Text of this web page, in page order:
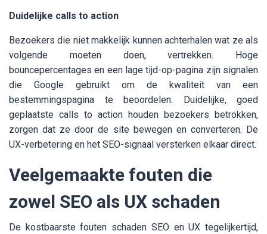
Duidelijke calls to action
Bezoekers die niet makkelijk kunnen achterhalen wat ze als
volgende moeten doen, vertrekken. Hoge
bouncepercentages en een lage tijd-op-pagina zijn signalen
die Google gebruikt om de kwaliteit van een
bestemmingspagina te beoordelen. Duidelijke, goed
geplaatste calls to action houden bezoekers betrokken,
zorgen dat ze door de site bewegen en converteren. De
UX-verbetering en het SEO-signaal versterken elkaar direct.
Veelgemaakte fouten die
zowel SEO als UX schaden
De kostbaarste fouten schaden SEO en UX tegelijkertijd,